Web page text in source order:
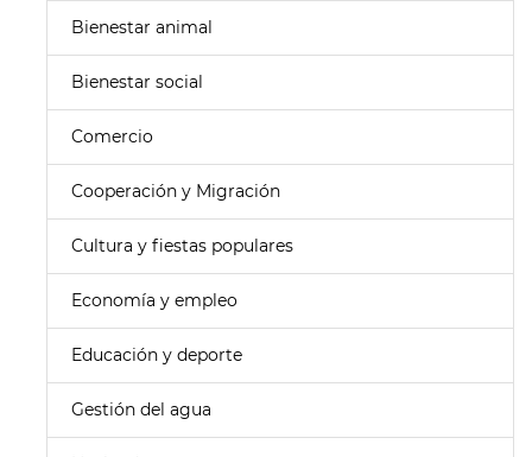
Bienestar animal
Bienestar social
Comercio
Cooperación y Migración
Cultura y fiestas populares
Economía y empleo
Educación y deporte
Gestión del agua